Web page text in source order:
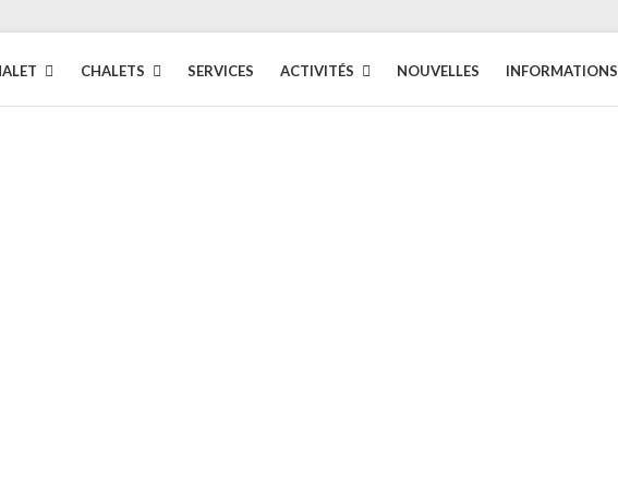
CHALETS SERVICES ACTIVITÉS NOUVELLES INFORMATIONS